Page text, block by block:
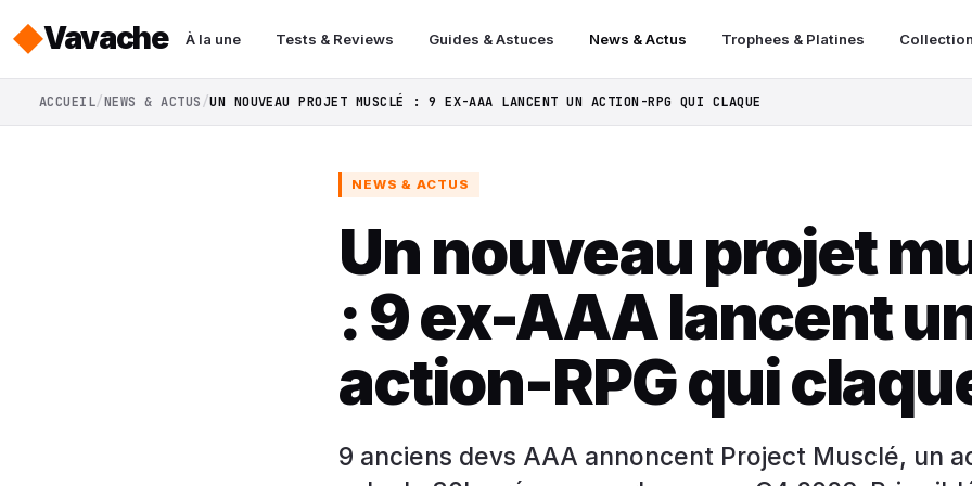
Vavache À la une Tests & Reviews Guides & Astuces News & Actus Trophees & Platines
ACCUEIL NEWS & ACTUS UN NOUVEAU PROJET MUSCLÉ : 9 EX-AAA LANCENT UN ACTION-RPG QUI CLAQUE
NEWS & ACTUS
Un nouveau projet
: 9 ex-AAA lancent
action-RPG qui
9 anciens devs AAA annoncent Project Musclé, un